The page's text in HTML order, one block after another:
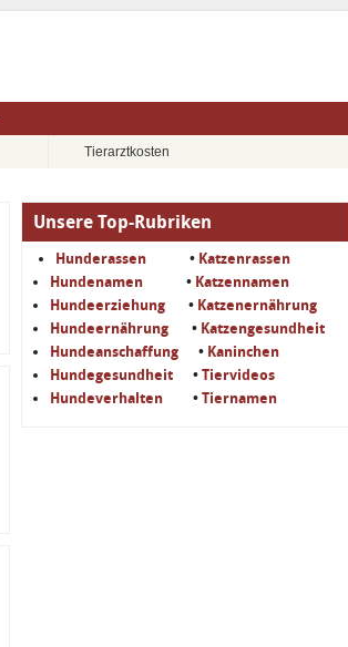
Tierarztkosten
Unsere Top-Rubriken
Hunderassen • Katzenrassen
Hundenamen
• Katzennamen
Hundeerziehung • Katzenernährung
Hundeernährung • Katzengesundheit
Hundeanschaffung • Kaninchen
Hundegesundheit • Tiervideos
Hundeverhalten • Tiernamen